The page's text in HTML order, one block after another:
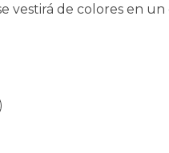
vestirá de colores en